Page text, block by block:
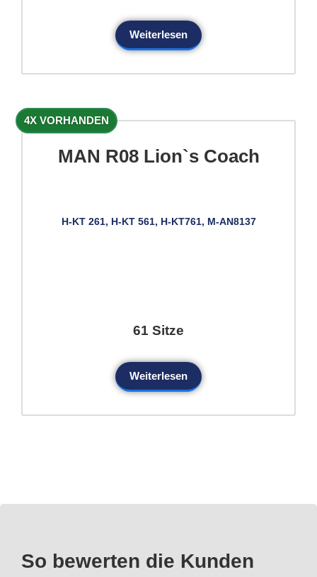
Weiterlesen
4X VORHANDEN
MAN R08 Lion`s Coach
H-KT 261, H-KT 561, H-KT761, M-AN8137
61 Sitze
Weiterlesen
So bewerten die Kunden